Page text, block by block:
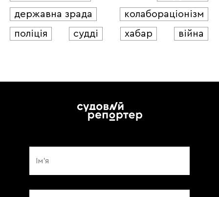
державна зрада
колабораціонізм
поліція
судді хабар війна